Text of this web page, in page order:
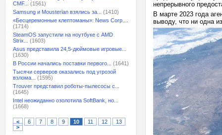
CMF...
(1561)
Samsung и Mousterian взялись за...
(1410)
«Бесцеремонные клептоманы»: News Corp....
(1714)
SteamOS запустили на ноутбуке с AMD
Strix...
(1603)
Asus представила 24,5-дюймовые игровые...
(1630)
В России начались поставки первого...
(1641)
Тысячи серверов оказались под угрозой
взлома...
(1595)
Trouver представил роботы-пылесосы с...
(1645)
Intel неожиданно озолотила SoftBank, но...
(1668)
< 6 7 8 9 10 11 12
13
>
непрерывного
В марте 2023 года
выводу, что ни одна